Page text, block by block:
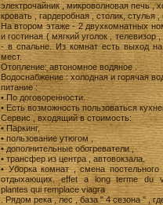
электрочайник , микроволновая печь ,
кровать , гардеробная , столик,
На втором этаже - 2 двухкомнатных
и гостиная ( мягкий уголок ,
- в спальне. Из комнат есть выход
мест.
Отопление: автономное водяное .
Водоснабжение : холодная и горячая
питание :
• По договоренности.
• Есть возможность пользоваться
Сервис , входящий в стоимость:
• Паркинг,
• пользование утюгом ,
• дополнительные обогреватели ,
• трансфер из центра , автовокзала.
• Уборка комнат , смена
отдыхающих. effet a long terme du
plantes qui remplace viagra
. Рядом река , лес , база " 4 сезона " ,